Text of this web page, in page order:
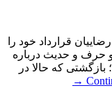
قرارداد خود را
حرف و حدیث درباره
که حالا در
→